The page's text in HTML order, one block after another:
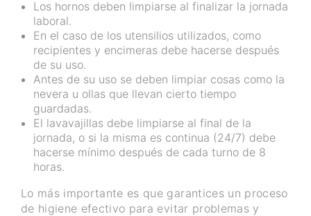
Los hornos deben limpiarse al finalizar la jornada
laboral.
En el caso de los utensilios utilizados, como
recipientes y encimeras debe hacerse después
de su uso.
Antes de su uso se deben limpiar cosas como la
nevera u ollas que llevan cierto tiempo
guardadas.
El lavavajillas debe limpiarse al final de la
jornada, o si la misma es continua (24/7) debe
hacerse mínimo después de cada turno de 8
horas.
Lo más importante es que garantices un proceso
de higiene efectivo para evitar problemas y